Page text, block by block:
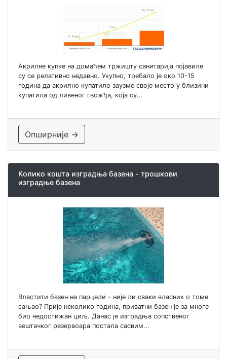
Акрилне купке на домаћем тржишту санитарија појавиле
су се релативно недавно. Укупно, требало је око 10-15
година да акрилно купатило заузме своје место у близини
купатила од ливеног гвожђа, која су...
Опширније →
Колико кошта изградња базена - трошкови
изградње базена
Властити базен на парцели - није ли сваки власник о томе
сањао? Прије неколико година, приватни базен је за многе
био недостижан циљ. Данас је изградња сопственог
вештачког резервоара постала сасвим...